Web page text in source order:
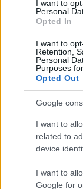
I want to
Personal
Opted In
I want to
Retention,
Personal
Purposes
Opted Out
Google
I want to
related to
device
I want to
Google for
Ők
További